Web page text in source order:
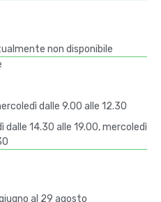
non disponibile
dalle 9.00 alle 12.30
dalle 14.30 alle 19.00, mercoledì
al 29 agosto